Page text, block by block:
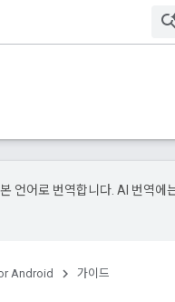
언어로 번역합니다. AI 번역에
Android 가이드